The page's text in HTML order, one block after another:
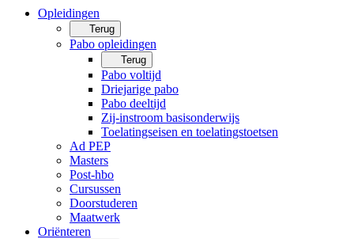
Opleidingen
Terug
Pabo opleidingen
Terug
Pabo voltijd
Driejarige pabo
Pabo deeltijd
Zij-instroom basisonderwijs
Toelatingseisen en toelatingstoetsen
Ad PEP
Masters
Post-hbo
Cursussen
Doorstuderen
Maatwerk
Oriënteren